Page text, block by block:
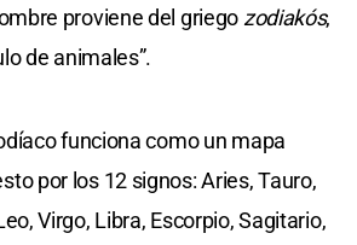
proviene del griego zodiakós,
de animales”.
funciona como un mapa
por los 12 signos: Aries, Tauro,
Virgo, Libra, Escorpio, Sagitario,